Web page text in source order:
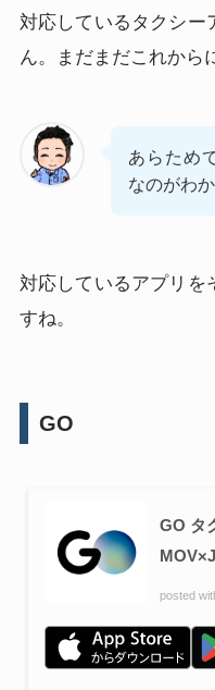
対応しているタクシー
ん。まだまだこれから
あらため
なのがわか
対応しているアプリを
すね。
GO
GO タ
posted